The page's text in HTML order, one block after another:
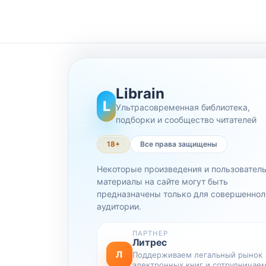
L
Librain
Ультрасовременная библиотека,
подборки и сообщество читателей
18+ Все права защищены
Некоторые произведения и
материалы на сайте могут быть
предназначены только для
аудитории.
Л
ПАРТНЕР
Литрес
Поддерживаем легальный рынок